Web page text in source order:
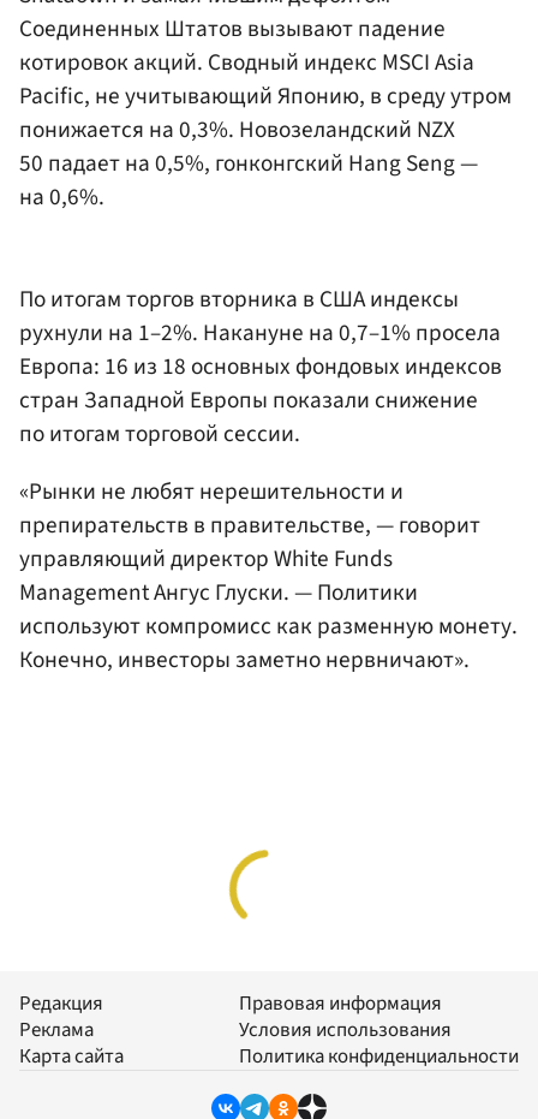
Соединенных Штатов вызывают падение
котировок акций. Сводный индекс MSCI Asia
Pacific, не учитывающий Японию, в среду утром
понижается на 0,3%. Новозеландский NZX
50 падает на 0,5%, гонконгский Hang Seng —
на 0,6%.
По итогам торгов вторника в США индексы
рухнули на 1–2%. Накануне на 0,7–1% просела
Европа: 16 из 18 основных фондовых индексов
стран Западной Европы показали снижение
по итогам торговой сессии.
«Рынки не любят нерешительности и
препирательств в правительстве, — говорит
управляющий директор White Funds
Management Ангус Глуски. — Политики
используют компромисс как разменную монету.
Конечно, инвесторы заметно нервничают».
Редакция
Реклама
Карта сайта
Правовая информация
Условия использования
Политика конфиденциальности